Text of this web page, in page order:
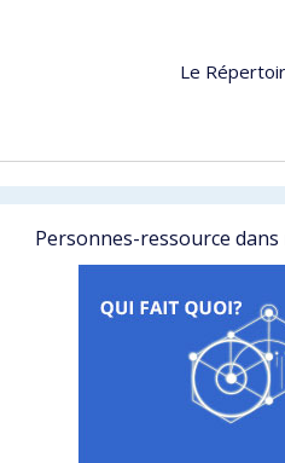
Le
Personnes-ressource dans